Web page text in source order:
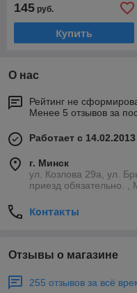
145 руб.
Купить
О нас
Рейтинг не
Менее 5 отзывов за
Работает с 14.02.2013
г. Минск
ул. Козлова 29а, ул.
приезд обязательно. ,
Контакты
Отзывы о магазине
255 отзывов за всё